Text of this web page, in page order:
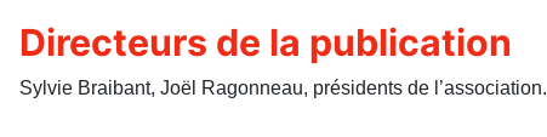
Directeurs de la publication
Sylvie Braibant, Joël Ragonneau, présidents de l’association.